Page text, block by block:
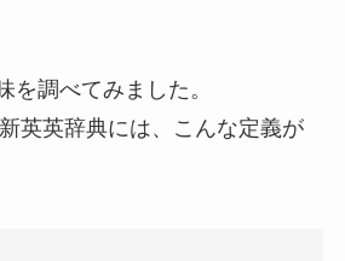
を調べてみました。
英英辞典には、こんな定義が